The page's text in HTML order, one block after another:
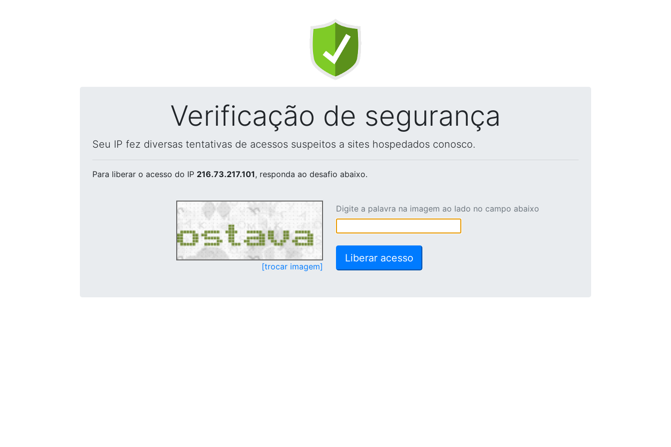
Verificação de segurança
Seu IP fez diversas tentativas de acessos suspeitos a sites hospedados conosco.
Para liberar o acesso do IP 216.73.217.101, responda ao desafio abaixo.
[trocar imagem]
Digite a palavra na imagem ao lado no campo abaixo